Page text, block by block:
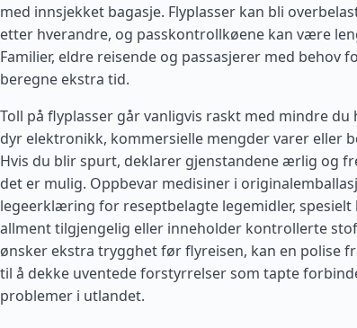
med innsjekket bagasje. Flyplasser kan bli
etter hverandre, og passkontrollkøene kan være
Familier, eldre reisende og passasjerer med behov
beregne ekstra tid.
Toll på flyplasser går vanligvis raskt med mindre du
dyr elektronikk, kommersielle mengder varer eller
Hvis du blir spurt, deklarer gjenstandene ærlig og
det er mulig. Oppbevar medisiner i
legeerklæring for reseptbelagte legemidler, spesielt
allment tilgjengelig eller inneholder kontrollerte
ønsker ekstra trygghet før flyreisen, kan en polise
til å dekke uventede forstyrrelser som tapte
problemer i utlandet.